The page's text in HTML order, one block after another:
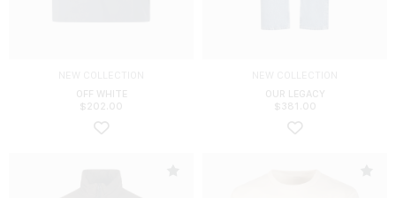
OFF WHITE
$ 202.00
OUR LEGACY
$ 381.00